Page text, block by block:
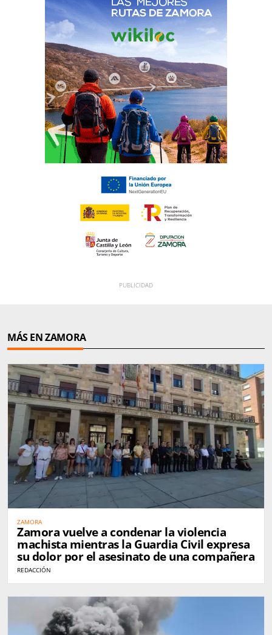
MÁS EN ZAMORA
ZAMORA
Zamora vuelve a condenar la violencia
machista mientras la Guardia Civil expresa
su dolor por el asesinato de una compañera
REDACCIÓN